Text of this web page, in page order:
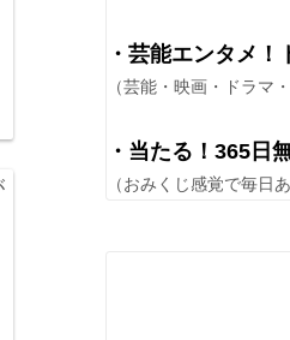
・芸能エンタメ
（芸能・映画・ドラマ
・当たる！365日
（おみくじ感覚で毎日